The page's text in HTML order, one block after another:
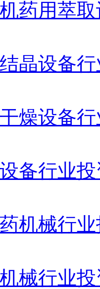
药用萃
晶设备
燥设备
备行业
机械行
械行业